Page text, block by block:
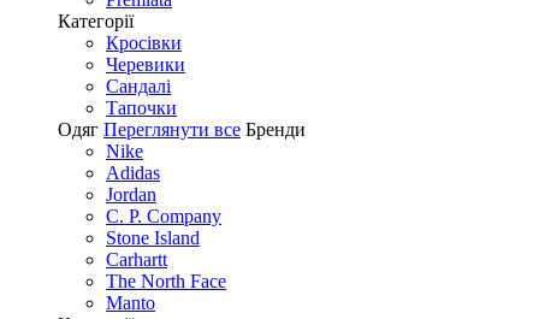
Категорії
Кросівки
Черевики
Сандалі
Tапочки
Одяг Переглянути все Бренди
Nike
Adidas
Jordan
C. P. Company
Stone Island
Carhartt
The North Face
Manto